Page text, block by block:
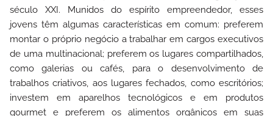
século XXI. Munidos do espírito empreendedor, esses
jovens têm algumas características em comum: preferem
montar o próprio negócio a trabalhar em cargos executivos
de uma multinacional; preferem os lugares compartilhados,
como galerias ou cafés, para o desenvolvimento de
trabalhos criativos, aos lugares fechados, como escritórios;
investem em aparelhos tecnológicos e em produtos
gourmet e preferem os alimentos orgânicos em suas